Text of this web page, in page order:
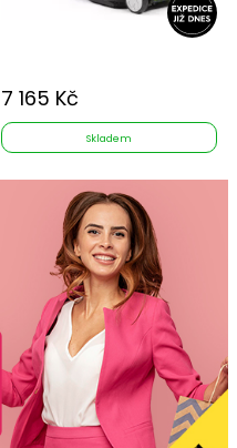
7 165 Kč
Skladem